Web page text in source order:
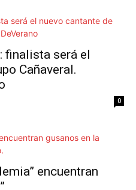
finalista será el
Cañaveral.
0
encuentran